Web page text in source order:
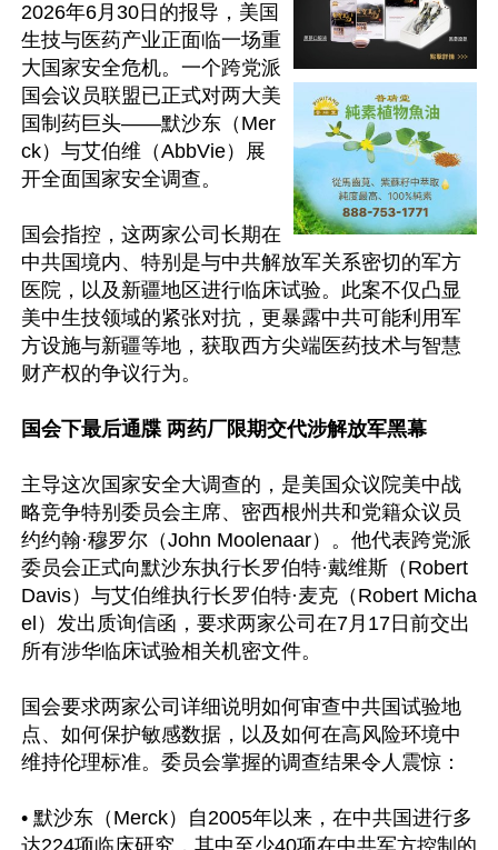
2026年6月30日的报导，美国
生技与医药产业正面临一场重
大国家安全危机。一个跨党派
国会议员联盟已正式对两大美
国制药巨头——默沙东（Mer
ck）与艾伯维（AbbVie）展
开全面国家安全调查。
国会指控，这两家公司长期在
中共国境内、特别是与中共解放军关系密切的军方
医院，以及新疆地区进行临床试验。此案不仅凸显
美中生技领域的紧张对抗，更暴露中共可能利用军
方设施与新疆等地，获取西方尖端医药技术与智慧
财产权的争议行为。
国会下最后通牒 两药厂限期交代涉解放军黑幕
主导这次国家安全大调查的，是美国众议院美中战
略竞争特别委员会主席、密西根州共和党籍众议员
约约翰·穆罗尔（John Moolenaar）。他代表跨党派
委员会正式向默沙东执行长罗伯特·戴维斯（Robert
Davis）与艾伯维执行长罗伯特·麦克（Robert Micha
el）发出质询信函，要求两家公司在7月17日前交出
所有涉华临床试验相关机密文件。
国会要求两家公司详细说明如何审查中共国试验地
点、如何保护敏感数据，以及如何在高风险环境中
维持伦理标准。委员会掌握的调查结果令人震惊：
• 默沙东（Merck）自2005年以来，在中共国进行多
达224项临床研究，其中至少40项在中共军方控制的